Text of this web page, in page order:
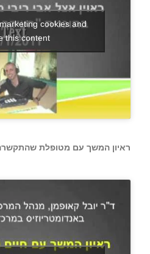
cookies and
this content
ראיון המשך עם מטופלת